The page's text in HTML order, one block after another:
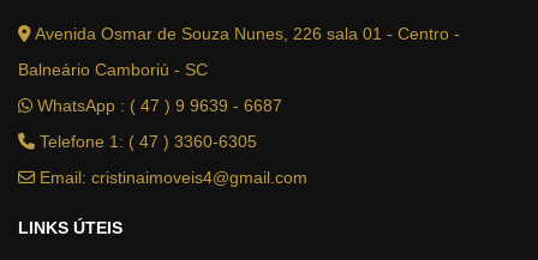
Avenida Osmar de Souza Nunes, 226 sala 01 - Centro -
Balneário Camboriú - SC
WhatsApp : ( 47 ) 9 9639 - 6687
Telefone 1: ( 47 ) 3360-6305
Email: cristinaimoveis4@gmail.com
LINKS ÚTEIS